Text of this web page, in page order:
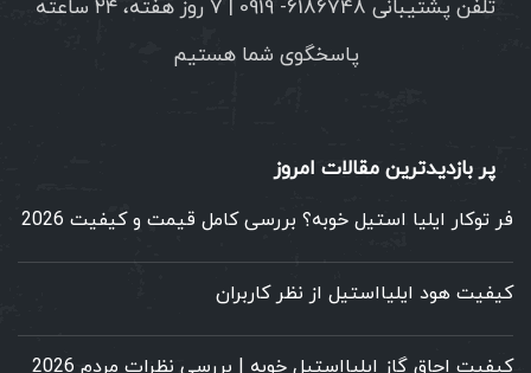
تلفن پشتیبانی 6186748- 0919 | ۷ روز هفته، ۲۴ ساعته
پاسخگوی شما هستیم
پر بازدیدترین مقالات امروز
فر توکار ایلیا استیل خوبه؟ بررسی کامل قیمت و کیفیت 2026
کیفیت هود ایلیااستیل از نظر کاربران
کیفیت اجاق گاز ایلیااستیل خوبه | بررسی نظرات مردم 2026